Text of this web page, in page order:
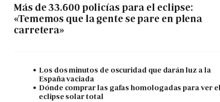
Más de 33.600 policías para el eclipse:
«Tememos que la gente se pare en plena
carretera»
Los dos minutos de oscuridad que darán luz a la
España vaciada
Dónde comprar las gafas homologadas para ver
eclipse solar total